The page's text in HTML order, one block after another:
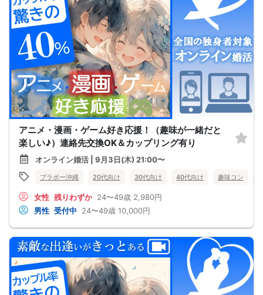
アニメ・漫画・ゲーム好き応援！（趣味が一緒だと
楽しい♪）連絡先交換OK＆カップリング有り
オンライン婚活 | 9月3日(木) 21:00〜
ブラボー沖縄 20代向け 30代向け 40代向け 趣味コン
女性 残りわずか 24〜49歳 2,980円
男性 受付中 24〜49歳 10,000円